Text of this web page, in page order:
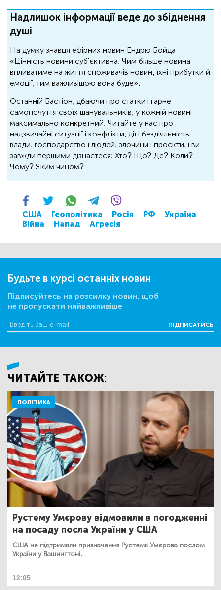
Надлишок інформації веде до збіднення
душі
На думку знавця ефірних новин Ендрю Бойда
«Цінність новини суб'єктивна. Чим більше новина
впливатиме на життя споживачів новин, їхні прибутки й
емоції, тим важливішою вона буде».
Останній Бастіон, дбаючи про статки і гарне
самопочуття своїх шанувальників, у кожній новині
максимально конкретний. Читайте у нас про
надзвичайні ситуації і конфлікти, дії і бездіяльність
влади, господарство і людей, злочини і проєкти, і ви
завжди першими дізнаєтеся: Хто? Що? Де? Коли?
Чому? Яким чином?
США Геополітика Росія РФ
Україна
Війна
Напад Агресія
Будьте в курсі останніх новин
Підписуйтесь на розсилку новин, щоб
не пропускати найважливіше
ПІДПИСАТИСЬ
ЧИТАЙТЕ ТАКОЖ:
ПОЛІТИКА
Рустему Умєрову відмовили в погодженні
на посаду посла України у США
США не підтримали призначення Рустема Умєрова послом
України у Вашингтоні.
12:05